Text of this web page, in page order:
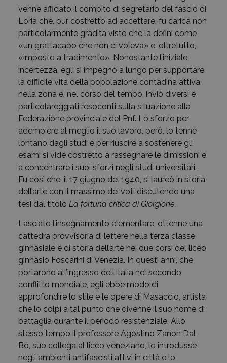
venne affidato il compito di segretario del fascio di
Loria che, pur costretto ad accettare, fu carica non
particolarmente gradita visto che la definì come
«un grattacapo che non ci voleva» e, oltretutto,
«imposto a tradimento». Nonostante l’iniziale
incertezza, egli si impegnò a lungo per supportare
la difficile vita della popolazione contadina attiva
nella zona e, nel corso del tempo, inviò diversi e
particolareggiati resoconti sulla situazione alla
Federazione provinciale del Pnf. Lo sforzo per
adempiere al meglio il suo lavoro, però, lo tenne
lontano dagli studi e per riuscire a sostenere gli
esami si vide costretto a rassegnare le dimissioni e
a concentrare i suoi sforzi negli studi universitari.
Fu così che, il 17 giugno del 1940, si laureò in storia
dell’arte con il massimo dei voti discutendo una
tesi dal titoloLa fortuna critica di Giorgione.
Lasciato l’insegnamento elementare, ottenne una
cattedra provvisoria di lettere nella terza classe
ginnasiale e di storia dell’arte nei due corsi del liceo
ginnasio Foscarini di Venezia. In questi anni, che
portarono all’ingresso dell’Italia nel secondo
conflitto mondiale, egli ebbe modo di
approfondire lo stile e le opere di Masaccio, artista
che lo colpì a tal punto che divenne il suo nome di
battaglia durante il periodo resistenziale. Allo
stesso tempo il professore Agostino Zanon Dal
Bò, suo collega al liceo veneziano, lo introdusse
negli ambienti antifascisti attivi in città e lo